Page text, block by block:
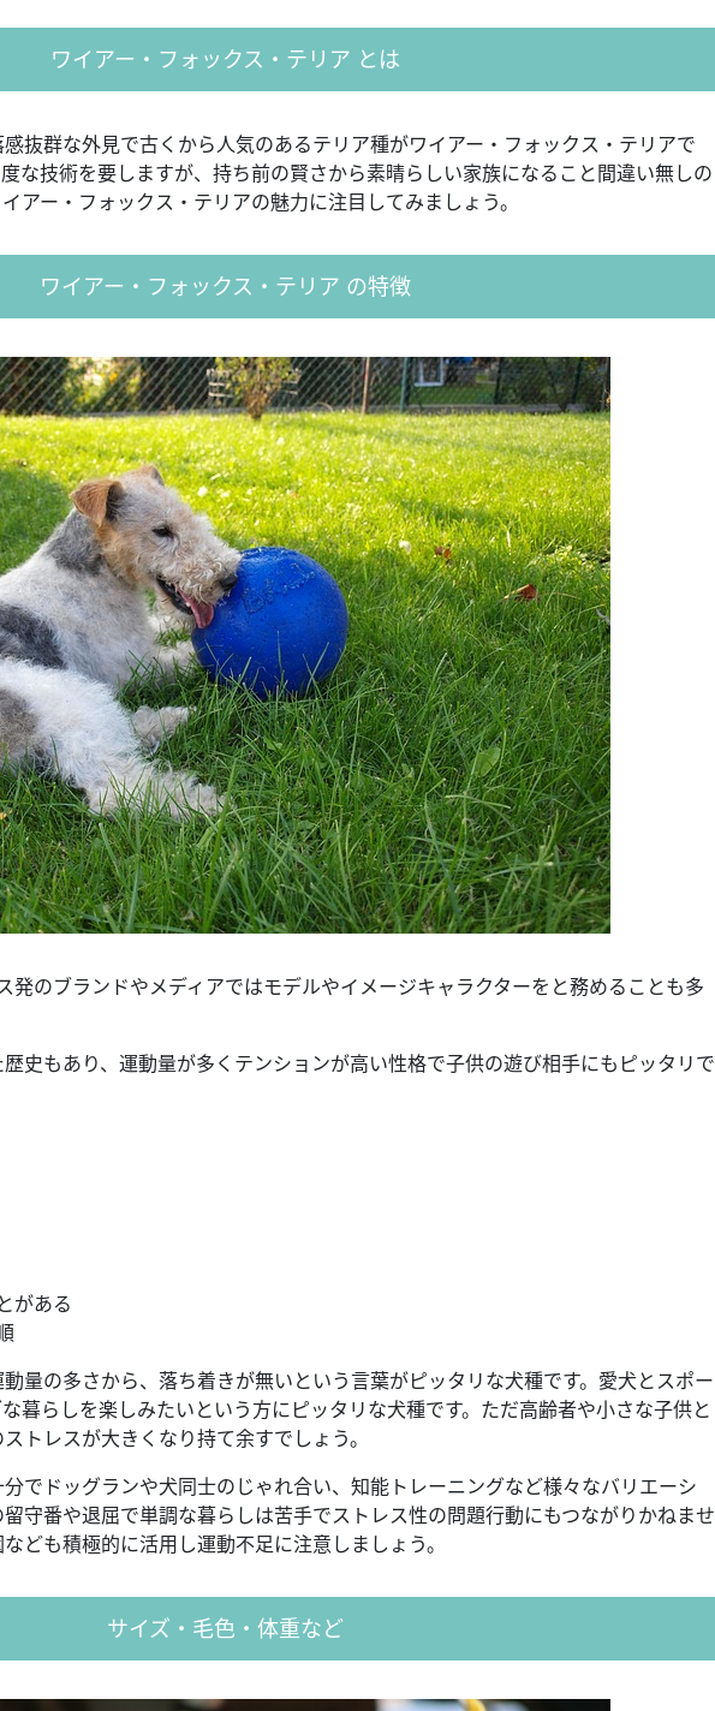
ワイアー・フォックス・テリア とは
抜群な外見で古くから人気のあるテリア種がワイアー・フォックス・テリアで
な技術を要しますが、持ち前の賢さから素晴らしい家族になること間違い無しの
アー・フォックス・テリアの魅力に注目してみましょう。
ワイアー・フォックス・テリア の特徴
発のブランドやメディアではモデルやイメージキャラクターをと務めることも多
史もあり、運動量が多くテンションが高い性格で子供の遊び相手にもピッタリで
がある
量の多さから、落ち着きが無いという言葉がピッタリな犬種です。愛犬とスポー
暮らしを楽しみたいという方にピッタリな犬種です。ただ高齢者や小さな子供と
トレスが大きくなり持て余すでしょう。
でドッグランや犬同士のじゃれ合い、知能トレーニングなど様々なバリエーシ
守番や退屈で単調な暮らしは苦手でストレス性の問題行動にもつながりかねませ
ども積極的に活用し運動不足に注意しましょう。
サイズ・毛色・体重など